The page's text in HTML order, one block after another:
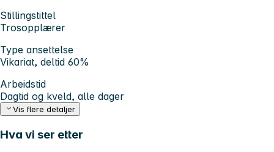
Stillingstittel
Trosopplærer
Type ansettelse
Vikariat, deltid 60%
Arbeidstid
Dagtid og kveld, alle dager
Vis flere detaljer
Hva vi ser etter